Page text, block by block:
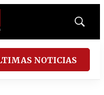
Mostrar
NOTICIAS